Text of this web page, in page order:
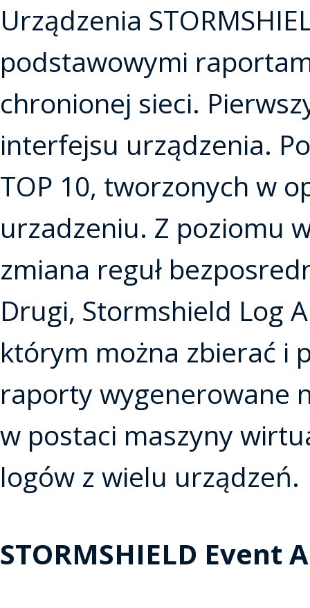
Urządzenia
podstawowymi
chronionej sieci.
interfejsu urządzenia.
TOP 10, tworzonych w
urzadzeniu. Z poziomu
zmiana reguł
Drugi, Stormshield Log
którym można zbierać i
raporty wygenerowane
w postaci maszyny
logów z wielu urządzeń.
STORMSHIELD Event